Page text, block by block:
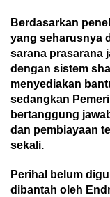
Berdasarkan
yang seharusnya
sarana prasarana
dengan sistem
menyediakan
sedangkan
bertanggung
dan pembiayaan
sekali.
Perihal belum
dibantah oleh